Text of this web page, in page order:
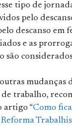
tipo de
pelo
descanso em
e as
mudanças
trabalho,
artigo “Como